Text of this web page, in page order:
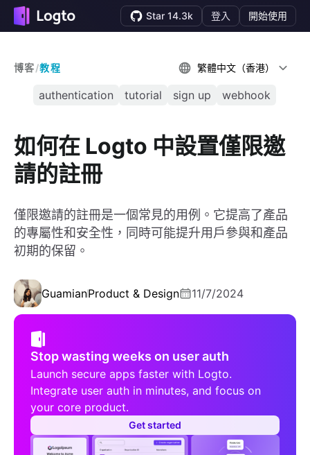
Star 14.3k 登入 開始使用
博客/教程 繁體中文（香港）
authentication tutorial sign up webhook
如何在 Logto 中設置僅限邀
請的註冊
僅限邀請的註冊是一個常見的用例。它提高了產品
的專屬性和安全性，同時可能提升用戶參與和產品
初期的保留。
GuamianProduct & Design 11/7/2024
Stop wasting weeks on user auth
Launch secure apps faster with Logto.
Integrate user auth in minutes, and focus on
your core product.
Get started